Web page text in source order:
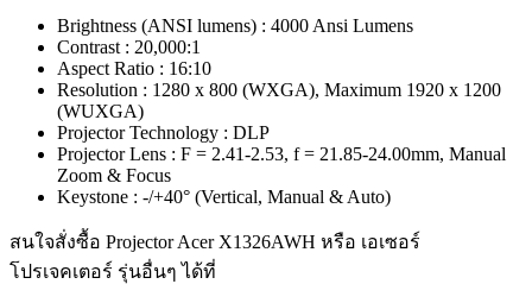
Brightness (ANSI lumens) : 4000 Ansi Lumens
Contrast : 20,000:1
Aspect Ratio : 16:10
Resolution : 1280 x 800 (WXGA), Maximum 1920 x 1200
(WUXGA)
Projector Technology : DLP
Projector Lens : F = 2.41-2.53, f = 21.85-24.00mm, Manual
Zoom & Focus
Keystone : -/+40° (Vertical, Manual & Auto)
สนใจสั่งซื้อ Projector Acer X1326AWH หรือ เอเซอร์
โปรเจคเตอร์ รุ่นอื่นๆ ได้ที่